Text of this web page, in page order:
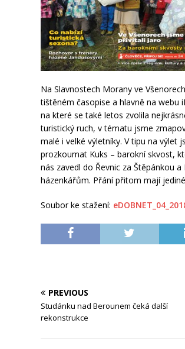
Na Slavnostech Morany ve
tištěném časopise a hlavně na webu
na které se také letos zvolila
turistický ruch, v tématu jsme
malé i velké výletníky. V tipu na výlet
prozkoumat Kuks – barokní skvost,
nás zavedl do Řevnic za Štěpánkou
házenkářům. Přání přitom mají
Soubor ke stažení:
PREVIOUS
Studánku nad Berounem čeká další
rekonstrukce